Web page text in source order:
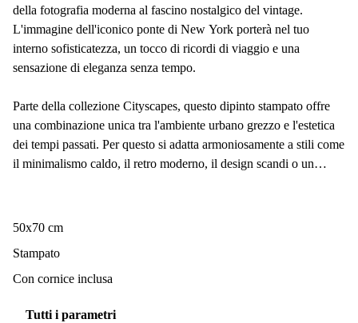
della fotografia moderna al fascino nostalgico del vintage.
L'immagine dell'iconico ponte di New York porterà nel tuo
interno sofisticatezza, un tocco di ricordi di viaggio e una
sensazione di eleganza senza tempo.
Parte della collezione Cityscapes, questo dipinto stampato offre
una combinazione unica tra l'ambiente urbano grezzo e l'estetica
dei tempi passati. Per questo si adatta armoniosamente a stili come
il minimalismo caldo, il retro moderno, il design scandi o un
50x70 cm
Stampato
Con cornice inclusa
Tutti i parametri